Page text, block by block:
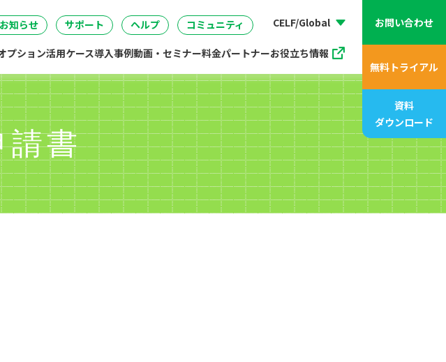
お知らせ サポート ヘルプ コミュニティ CELF/Global
プション活用ケース
05開発・製造 06 経営管理 07企画・マーケティング
導入事例動画・セミナー
無料IT講座
料金パートナー
販売支援プログラム
お役立ち情報
お問い合わせ
無料トライアル
資料
ダウンロード
請書